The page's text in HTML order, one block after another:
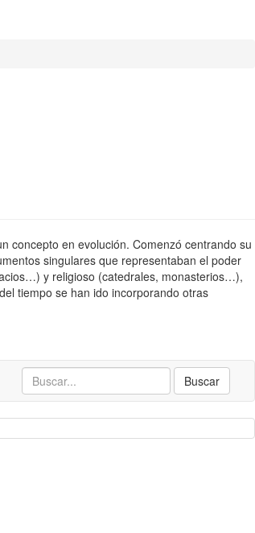
concepto en evolución. Comenzó centrando su
singulares que representaban el poder
y religioso (catedrales, monasterios…),
tiempo se han ido incorporando otras
Buscar